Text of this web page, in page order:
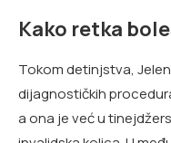
Kako retka
Tokom detinjstva,
dijagnostičkih
a ona je već u